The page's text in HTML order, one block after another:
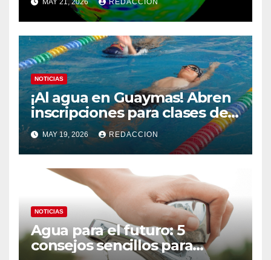
un fenómeno extremo
MAY 21, 2026 REDACCION
NOTICIAS
¡Al agua en Guaymas! Abren
inscripciones para clases de
natación en la Alberca
Municipal
MAY 19, 2026 REDACCION
NOTICIAS
Agua para el futuro: 5
consejos sencillos para